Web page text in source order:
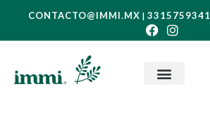
CONTACTO@IMMI.MX | 3315759341